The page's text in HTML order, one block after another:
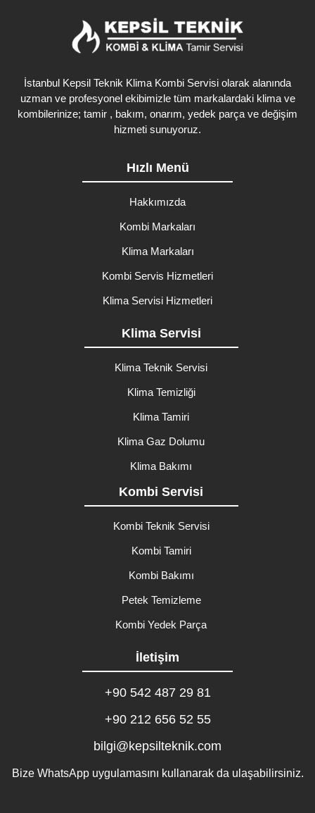
İstanbul Kepsil Teknik Klima Kombi Servisi olarak alanında
uzman ve profesyonel ekibimizle tüm markalardaki klima ve
kombilerinize; tamir , bakım, onarım, yedek parça ve değişim
hizmeti sunuyoruz.
Hızlı Menü
Hakkımızda
Kombi Markaları
Klima Markaları
Kombi Servis Hizmetleri
Klima Servisi Hizmetleri
Klima Servisi
Klima Teknik Servisi
Klima Temizliği
Klima Tamiri
Klima Gaz Dolumu
Klima Bakımı
Kombi Servisi
Kombi Teknik Servisi
Kombi Tamiri
Kombi Bakımı
Petek Temizleme
Kombi Yedek Parça
İletişim
+90 542 487 29 81
+90 212 656 52 55
bilgi@kepsilteknik.com
Bize WhatsApp uygulamasını kullanarak da ulaşabilirsiniz.